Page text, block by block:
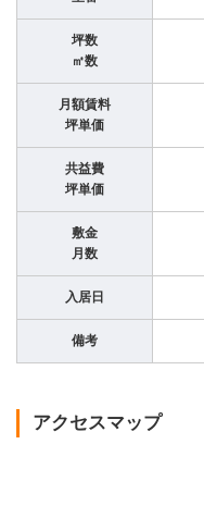
坪数
㎡数
月額賃料
坪単価
共益費
坪単価
敷金
月数
入居日
備考
アクセスマップ